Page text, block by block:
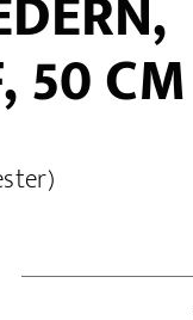
50 CM